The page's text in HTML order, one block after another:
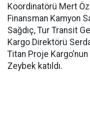
Koordinatörü Mert
Finansman Kamyon
Sağdıç, Tur Transit
Kargo Direktörü
Titan Proje
Zeybek katıldı.